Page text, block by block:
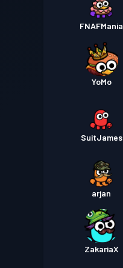
战斗通行证
FNAFMania
YoMo
SuitJames
arjan
ZakariaX